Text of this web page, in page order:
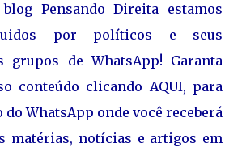
Pensando Direita estamos
por políticos e seus
grupos de WhatsApp! Garanta
conteúdo clicando AQUI, para
WhatsApp onde você receberá
matérias, notícias e artigos em